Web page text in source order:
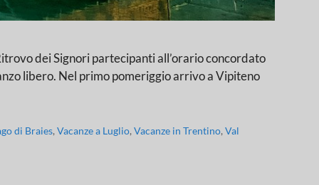
dei Signori partecipanti all’orario concordato
libero. Nel primo pomeriggio arrivo a Vipiteno
di Braies,Vacanze a Luglio,Vacanze in Trentino,Val